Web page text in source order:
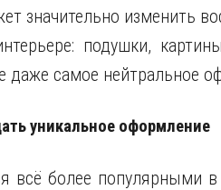
значительно изменить
подушки,
даже самое нейтральное
уникальное оформление
всё более популярными